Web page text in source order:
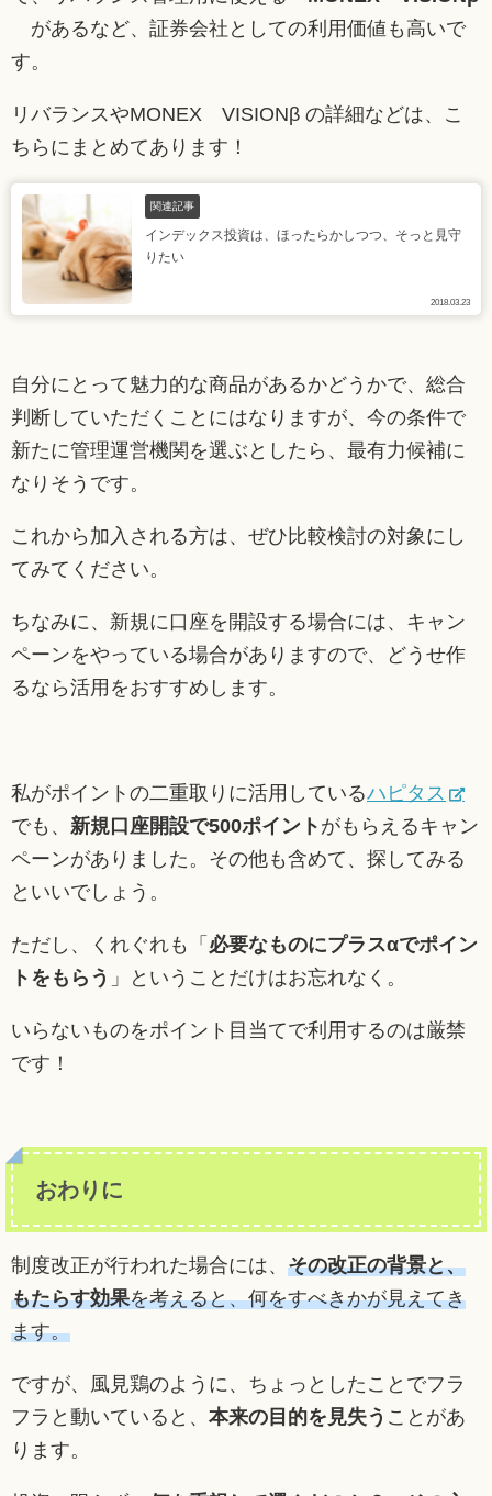
があるなど、証券会社としての利用価値も高いで
す。
リバランスやMONEX VISIONβ の詳細などは、こ
ちらにまとめてあります！
関連記事
インデックス投資は、ほったらかしつつ、そっと見守
りたい
2018.03.23
自分にとって魅力的な商品があるかどうかで、総合
判断していただくことにはなりますが、今の条件で
新たに管理運営機関を選ぶとしたら、最有力候補に
なりそうです。
これから加入される方は、ぜひ比較検討の対象にし
てみてください。
ちなみに、新規に口座を開設する場合には、キャン
ペーンをやっている場合がありますので、どうせ作
るなら活用をおすすめします。
私がポイントの二重取りに活用しているハピタス
でも、 新規口座開設で500ポイント がもらえるキャン
ペーンがありました。その他も含めて、探してみる
といいでしょう。
ただし、くれぐれも「 必要なものにプラスαでポイン
トをもらう 」ということだけはお忘れなく。
いらないものをポイント目当てで利用するのは厳禁
です！
おわりに
制度改正が行われた場合には、 その改正の背景と、
もたらす効果を考えると、何をすべきかが見えてき
ます。
ですが、風見鶏のように、ちょっとしたことでフラ
フラと動いていると、 本来の目的を見失う ことがあ
ります。